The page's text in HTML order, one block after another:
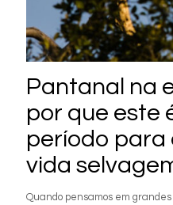
Pantanal na
por que este
período para
vida
Quando pensamos em